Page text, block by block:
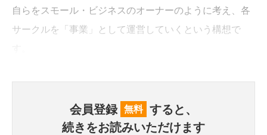
自らをスモール・ビジネスのオーナーのように考え、各
サークルを「事業」として運営していくという構想で
会員登録 無料 すると、
続きをお読みいただけます